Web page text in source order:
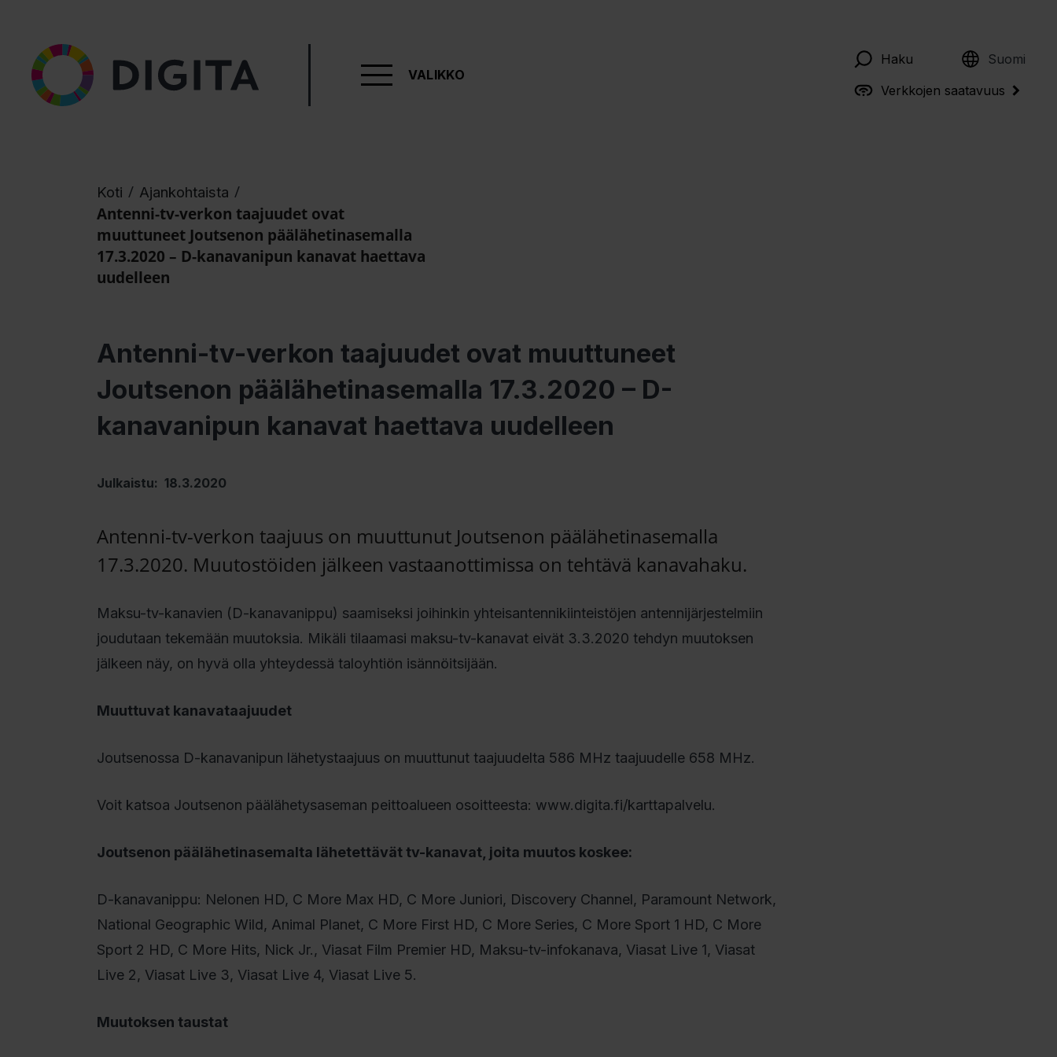
VALIKKO
Haku Suomi
English
Verkkojen saatavuus
Koti / Ajankohtaista /
Antenni-tv-verkon taajuudet ovat
muuttuneet Joutsenon päälähetinasemalla
17.3.2020 – D-kanavanipun kanavat haettava
uudelleen
Antenni-tv-verkon taajuudet ovat muuttuneet
Joutsenon päälähetinasemalla 17.3.2020 – D-
kanavanipun kanavat haettava uudelleen
Julkaistu: 18.3.2020
Antenni-tv-verkon taajuus on muuttunut Joutsenon päälähetinasemalla
17.3.2020. Muutostöiden jälkeen vastaanottimissa on tehtävä kanavahaku.
Maksu-tv-kanavien (D-kanavanippu) saamiseksi joihinkin yhteisantennikiinteistöjen antennijärjestelmiin
joudutaan tekemään muutoksia. Mikäli tilaamasi maksu-tv-kanavat eivät 3.3.2020 tehdyn muutoksen
jälkeen näy, on hyvä olla yhteydessä taloyhtiön isännöitsijään.
Muuttuvat kanavataajuudet
Joutsenossa D-kanavanipun lähetystaajuus on muuttunut taajuudelta 586 MHz taajuudelle 658 MHz.
Voit katsoa Joutsenon päälähetysaseman peittoalueen osoitteesta: www.digita.fi/karttapalvelu.
Joutsenon päälähetinasemalta lähetettävät tv-kanavat, joita muutos koskee:
D-kanavanippu: Nelonen HD, C More Max HD, C More Juniori, Discovery Channel, Paramount Network,
National Geographic Wild, Animal Planet, C More First HD, C More Series, C More Sport 1 HD, C More
Sport 2 HD, C More Hits, Nick Jr., Viasat Film Premier HD, Maksu-tv-infokanava, Viasat Live 1, Viasat
Live 2, Viasat Live 3, Viasat Live 4, Viasat Live 5.
Muutoksen taustat